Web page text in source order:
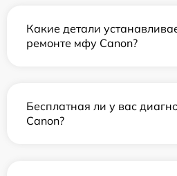
Какие детали
ремонте мфу Canon?
Бесплатная ли у вас
Canon?